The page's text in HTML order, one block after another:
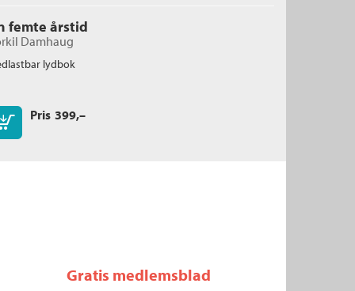
femte årstid
Damhaug
lydbok
Pris 399,–
Kjøp
Gratis medlemsblad